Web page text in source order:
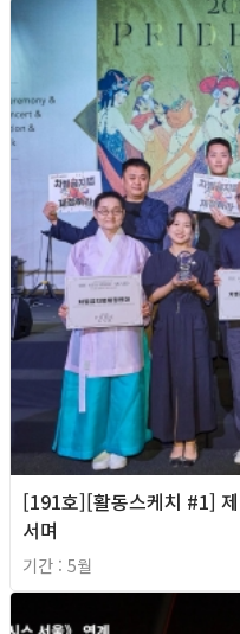
[191호][활동스케치 #1]
서며
기간 : 5월